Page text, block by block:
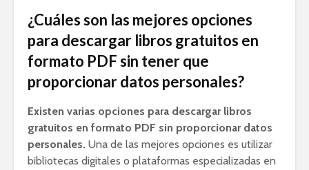
¿Cuáles son las mejores opciones
para descargar libros gratuitos en
formato PDF sin tener que
proporcionar datos personales?
Existen varias opciones para descargar libros
gratuitos en formato PDF sin proporcionar datos
personales. Una de las mejores opciones es utilizar
bibliotecas digitales o plataformas especializadas en